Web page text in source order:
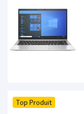
Top Produit